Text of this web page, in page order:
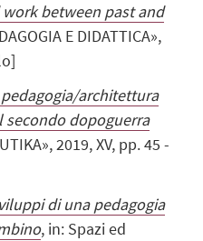
between past and
E DIDATTICA»,
architettura
secondo dopoguerra
2019, XV, pp. 45 -
di una pedagogia
, in: Spazi ed